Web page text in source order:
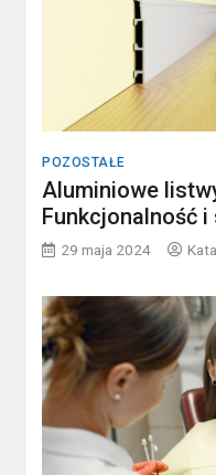
POZOSTAŁE
Aluminiowe
Funkcjonalność i
29 maja 2024